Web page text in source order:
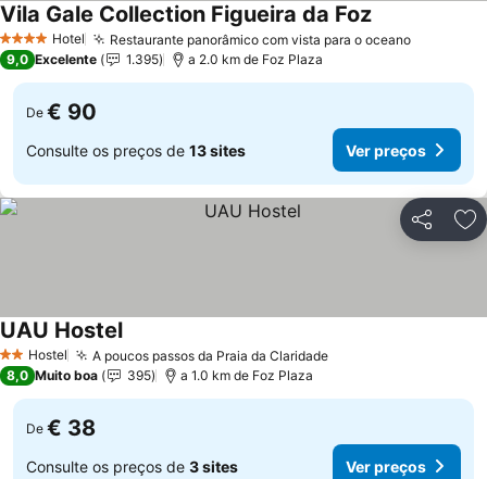
4 EstrelasHotel Restaurante panorâmico com vista para o oceanoVer
Vila Gale Collection Figueira da FozVer preços
9,0 Excelente 1.395 a 2.0 km de Foz Plaza
De € 90
Consulte os preços de 13 sites Ver preços
Partilhar
2 Estrelas
Hostel A poucos passos da Praia da ClaridadeVer preços
UAU HostelVer preços
8,0 Muito boa 395 a 1.0 km de Foz Plaza
De € 38
Consulte os preços de 3 sites Ver preços